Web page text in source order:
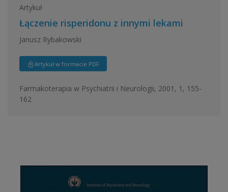
Artykuł
Łączenie risperidonu z innymi lekami
Janusz Rybakowski
Artykuł w formacie PDF
Farmakoterapia w Psychiatrii i Neurologii, 2001, 1, 155-
162